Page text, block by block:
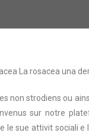
La rosacea una
non strodiens ou
sur notre
sue attivit sociali e